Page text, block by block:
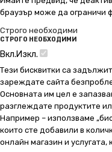
браузър може да ограничи
Строго необходими
СТРОГО НЕОБХОДИМИ
Вкл.Изкл.
Тези бисквитки са
зареждате сайта
Основната им цел е
разглеждате продуктите
Например – използваме
които сте добавили в
онлайн магазин и